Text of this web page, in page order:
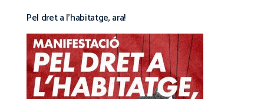
Pel dret a l’habitatge, ara!